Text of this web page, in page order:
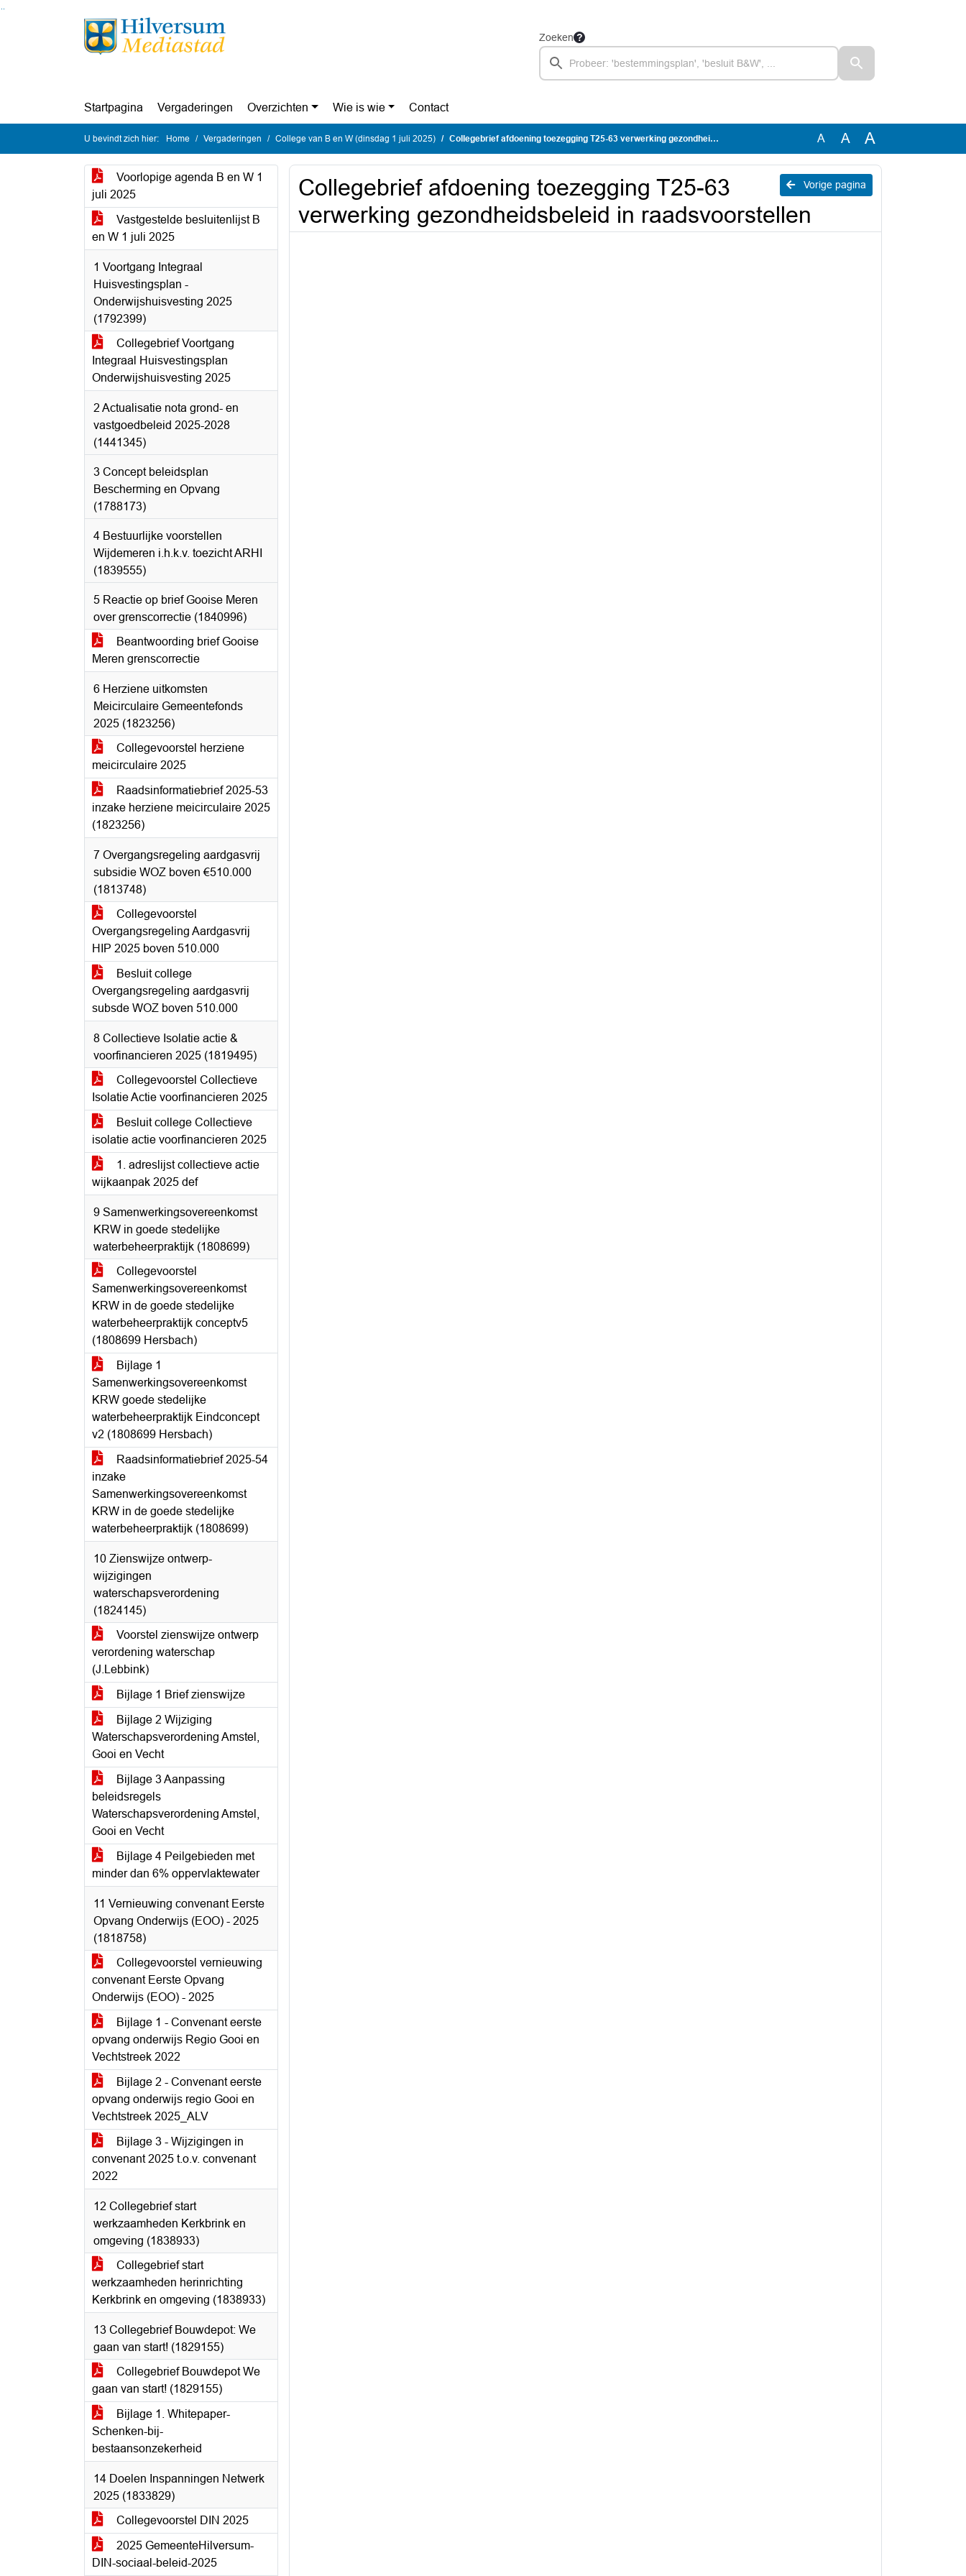
Ga naar de inhoud van deze pagina
Ga naar het zoeken
Ga naar het menu
Zoeken
Startpagina Vergaderingen Overzichten Wie is wie Contact
U bevindt zich hier: Home Vergaderingen College van B en W (dinsdag 1 juli 2025) Collegebrief afdoening toezegging T25-63 verwerking gezondheidsbeleid in raadsvoorstellen A A A
Voorlopige agenda B en W 1
juli 2025
Vastgestelde besluitenlijst B
en W 1 juli 2025
1 Voortgang Integraal
Huisvestingsplan -
Onderwijshuisvesting 2025
(1792399)
Collegebrief Voortgang
Integraal Huisvestingsplan
Onderwijshuisvesting 2025
2 Actualisatie nota grond- en
vastgoedbeleid 2025-2028
(1441345)
3 Concept beleidsplan
Bescherming en Opvang
(1788173)
4 Bestuurlijke voorstellen
Wijdemeren i.h.k.v. toezicht ARHI
(1839555)
5 Reactie op brief Gooise Meren
over grenscorrectie (1840996)
Beantwoording brief Gooise
Meren grenscorrectie
6 Herziene uitkomsten
Meicirculaire Gemeentefonds
2025 (1823256)
Collegevoorstel herziene
meicirculaire 2025
Raadsinformatiebrief 2025-53
inzake herziene meicirculaire 2025
(1823256)
7 Overgangsregeling aardgasvrij
subsidie WOZ boven €510.000
(1813748)
Collegevoorstel
Overgangsregeling Aardgasvrij
HIP 2025 boven 510.000
Besluit college
Overgangsregeling aardgasvrij
subsde WOZ boven 510.000
8 Collectieve Isolatie actie &
voorfinancieren 2025 (1819495)
Collegevoorstel Collectieve
Isolatie Actie voorfinancieren 2025
Besluit college Collectieve
isolatie actie voorfinancieren 2025
1. adreslijst collectieve actie
wijkaanpak 2025 def
9 Samenwerkingsovereenkomst
KRW in goede stedelijke
waterbeheerpraktijk (1808699)
Collegevoorstel
Samenwerkingsovereenkomst
KRW in de goede stedelijke
waterbeheerpraktijk conceptv5
(1808699 Hersbach)
Bijlage 1
Samenwerkingsovereenkomst
KRW goede stedelijke
waterbeheerpraktijk Eindconcept
v2 (1808699 Hersbach)
Raadsinformatiebrief 2025-54
inzake
Samenwerkingsovereenkomst
KRW in de goede stedelijke
waterbeheerpraktijk (1808699)
10 Zienswijze ontwerp-
wijzigingen
waterschapsverordening
(1824145)
Voorstel zienswijze ontwerp
verordening waterschap
(J.Lebbink)
Bijlage 1 Brief zienswijze
Bijlage 2 Wijziging
Waterschapsverordening Amstel,
Gooi en Vecht
Bijlage 3 Aanpassing
beleidsregels
Waterschapsverordening Amstel,
Gooi en Vecht
Bijlage 4 Peilgebieden met
minder dan 6% oppervlaktewater
11 Vernieuwing convenant Eerste
Opvang Onderwijs (EOO) - 2025
(1818758)
Collegevoorstel vernieuwing
convenant Eerste Opvang
Onderwijs (EOO) - 2025
Bijlage 1 - Convenant eerste
opvang onderwijs Regio Gooi en
Vechtstreek 2022
Bijlage 2 - Convenant eerste
opvang onderwijs regio Gooi en
Vechtstreek 2025_ALV
Bijlage 3 - Wijzigingen in
convenant 2025 t.o.v. convenant
2022
12 Collegebrief start
werkzaamheden Kerkbrink en
omgeving (1838933)
Collegebrief start
werkzaamheden herinrichting
Kerkbrink en omgeving (1838933)
13 Collegebrief Bouwdepot: We
gaan van start! (1829155)
Collegebrief Bouwdepot We
gaan van start! (1829155)
Bijlage 1. Whitepaper-
Schenken-bij-
bestaansonzekerheid
14 Doelen Inspanningen Netwerk
2025 (1833829)
Collegevoorstel DIN 2025
2025 GemeenteHilversum-
DIN-sociaal-beleid-2025
Vorige pagina
Collegebrief afdoening toezegging T25-63
verwerking gezondheidsbeleid in raadsvoorstellen